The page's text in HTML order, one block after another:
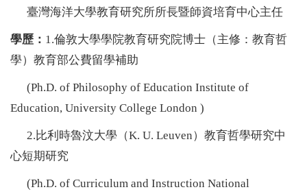
臺灣海洋大學教育研究所所長暨師資培育中心主任
學歷： 1.倫敦大學學院教育研究院博士（主修：教育哲
學）教育部公費留學補助
(Ph.D. of Philosophy of Education Institute of
Education, University College London )
2.比利時魯汶大學（K. U. Leuven）教育哲學研究中
心短期研究
(Ph.D. of Curriculum and Instruction National